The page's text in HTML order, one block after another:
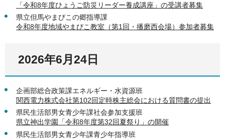
「令和8年度ひょうご防災リーダー養成講座」の受講者募集
県立但馬やまびこの郷指導課
令和8年度地域やまびこ教室（第1回・播磨西会場）参加者募集
2026年6月24日
企画部総合政策課エネルギー・水資源班
関西電力株式会社第102回定時株主総会における質問書の提出
県民生活部男女青少年課社会参加支援班
県立神出学園「令和8年度第32回夏祭り」の開催
県民生活部男女青少年課青少年指導班